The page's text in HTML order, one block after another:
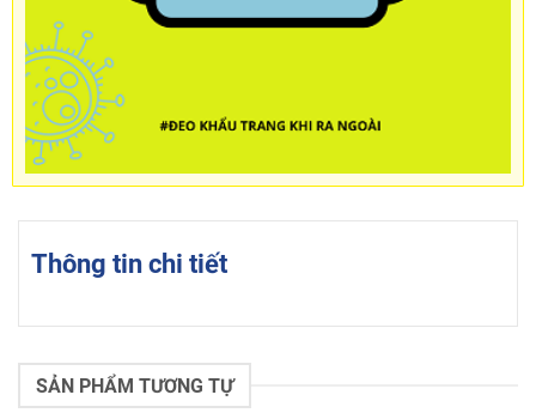
Thông tin chi tiết
SẢN PHẨM TƯƠNG TỰ